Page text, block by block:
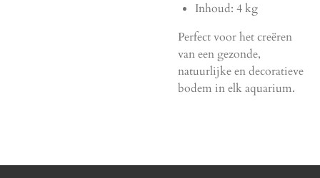
Inhoud: 4 kg
Perfect voor het creëren
van een gezonde,
natuurlijke en decoratieve
bodem in elk aquarium.